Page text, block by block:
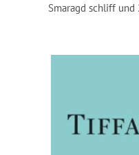
Smaragd schliff und